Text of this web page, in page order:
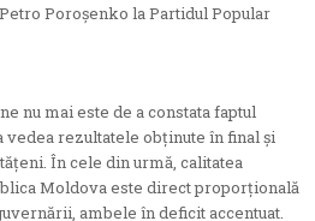
Poroșenko la Partidul Popular
nu mai este de a constata faptul
rezultatele obținute în final și
În cele din urmă, calitatea
Moldova este direct proporțională
ambele în deficit accentuat.